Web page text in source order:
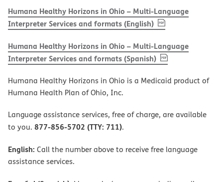
Humana Healthy Horizons in Ohio – Multi-Language
Interpreter Services and formats (English), PDF(opens in new
Humana Healthy Horizons in Ohio – Multi-Language
Interpreter Services and formats (Spanish), PDF(opens in new
Humana Healthy Horizons in Ohio is a Medicaid product of
Humana Health Plan of Ohio, Inc.
Language assistance services, free of charge, are available
to you. 877-856-5702 (TTY: 711).
English: Call the number above to receive free language
assistance services.